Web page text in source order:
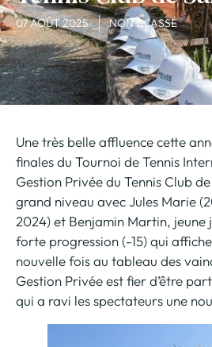
07 AOÛT 2025 NON CLASSÉ
Une très belle affluence cette
finales du Tournoi de Tennis
Gestion Privée du Tennis Club
grand niveau avec Jules Marie
2024) et Benjamin Martin, jeune
forte progression (-15) qui
nouvelle fois au tableau des
Gestion Privée est fier d’être
qui a ravi les spectateurs une